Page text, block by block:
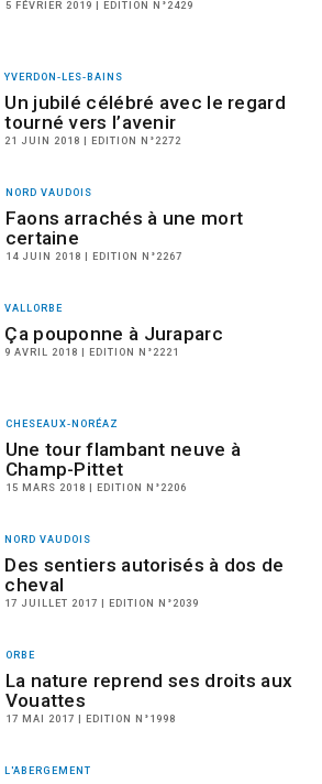
5 FÉVRIER 2019 | EDITION N°2429
YVERDON-LES-BAINS
Un jubilé célébré avec le regard
tourné vers l’avenir
21 JUIN 2018 | EDITION N°2272
NORD VAUDOIS
Faons arrachés à une mort
certaine
14 JUIN 2018 | EDITION N°2267
VALLORBE
Ça pouponne à Juraparc
9 AVRIL 2018 | EDITION N°2221
CHESEAUX-NORÉAZ
Une tour flambant neuve à
Champ-Pittet
15 MARS 2018 | EDITION N°2206
NORD VAUDOIS
Des sentiers autorisés à dos de
cheval
17 JUILLET 2017 | EDITION N°2039
ORBE
La nature reprend ses droits aux
Vouattes
17 MAI 2017 | EDITION N°1998
L'ABERGEMENT